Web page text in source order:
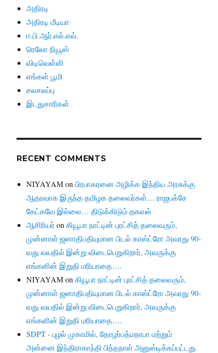
அதிரடி
அதிரடி மீடியா
ஈ.பி.ஆர்.எல்.எவ்.
ரெலோ நியூஸ்
விடிவெள்ளி
எங்கள் பூமி
சலசலப்பு
இடதுசாரிகள்
RECENT COMMENTS
NIYAYAMonபிரபாகரனை அழிக்க இந்திய அரசுக்கு
ஆதரவாக இருந்த தமிழக தலைவர்கள்… ராஜபக்சே
கேட்கவே இல்லை… திடுக்கிடும் தகவல்
ஆசிரியர்onகியூபா நாட்டின் புரட்சித் தலைவரும்,
முன்னாள் ஜனாதிபதியுமான பிடல் காஸ்ட்ரோ அவரது 90-
வது வயதில் இன்று விடைபெறுகிறார், அவருக்கு
எங்களின் இறுதி மரியாதை….
NIYAYAMonகியூபா நாட்டின் புரட்சித் தலைவரும்,
முன்னாள் ஜனாதிபதியுமான பிடல் காஸ்ட்ரோ அவரது 90-
வது வயதில் இன்று விடைபெறுகிறார், அவருக்கு
எங்களின் இறுதி மரியாதை….
SDPT - புழல் முகாமில், தோழர்பத்மநாபா மற்றும்
அன்னை இந்திராகாந்தி பிந்தநாள் அனுஸ்டிக்கப்பட்டது.